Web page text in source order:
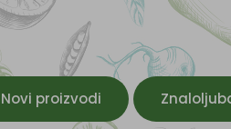
Novi proizvodi